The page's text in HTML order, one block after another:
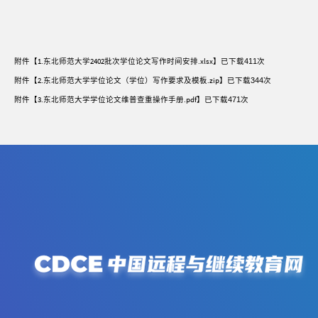
附件【1.东北师范大学2402批次学位论文写作时间安排.xlsx】已下载411次
附件【2.东北师范大学学位论文（学位）写作要求及模板.zip】已下载344次
附件【3.东北师范大学学位论文维普查重操作手册.pdf】已下载471次